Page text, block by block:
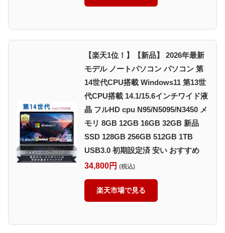
【楽天1位！】【新品】 2026年最新
モデル ノートパソコン パソコン 第
14世代CPU搭載 Windows11 第13世
代CPU搭載 14.1/15.6インチワイド液
晶 フルHD cpu N95/N5095/N3450 メ
モリ 8GB 12GB 16GB 32GB 新品
SSD 128GB 256GB 512GB 1TB
USB3.0 初期設定済 安い おすすめ
34,800円 (税込)
楽天市場で見る